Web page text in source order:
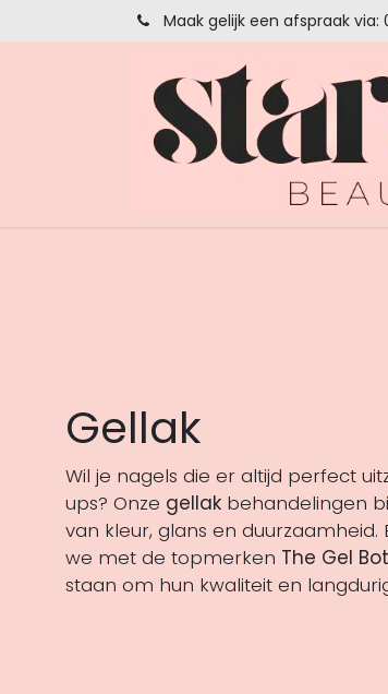
Overslaan naar inhoudMaak gelijk een afspraak via:
Gellak
Wil je nagels die er altijd perfect
ups? Onze gellak behandelingen
van kleur, glans en
we met de topmerken The Gel
staan om hun kwaliteit en